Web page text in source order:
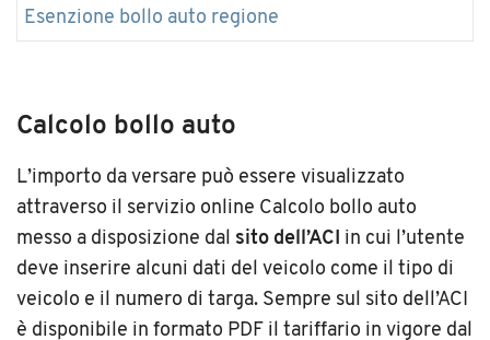
Esenzione bollo auto regione
Calcolo bollo auto
L’importo da versare può essere visualizzato
attraverso il servizio online Calcolo bollo auto
messo a disposizione dal sito dell’ACI in cui l’utente
deve inserire alcuni dati del veicolo come il tipo di
veicolo e il numero di targa. Sempre sul sito dell’ACI
è disponibile in formato PDF il tariffario in vigore dal